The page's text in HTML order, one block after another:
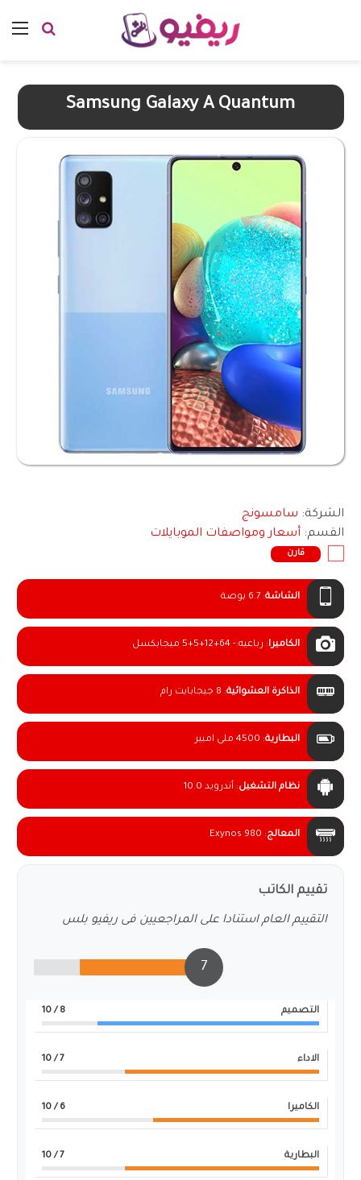
بحث
Samsung Galaxy A Quantum
الشركة: سامسونج
القسم: أسعار ومواصفات الموبايلات
قارن
الشاشة:6.7 بوصة
الكاميرا: رباعيه:- 64+12+5+5 ميجابكسل
الذاكرة العشوائية: 8 جيجابايت رام
البطارية: 4500 ملى امبير
نظام التشغيل: أندرويد 10.0
المعالج:
Exynos 980
تقييم الكاتب
التقييم العام استنادا على المراجعيين فى ريفيو بلس
7
التصميم 8
/ 10
الاداء 7
/ 10
الكاميرا 6
/ 10
البطارية 7
/ 10